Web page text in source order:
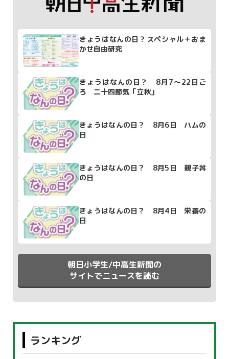
きょうはなんの日？スペシャル＋おま
かせ自由研究
きょうはなんの日？ 8月7～22日ご
ろ 二十四節気「立秋」
きょうはなんの日？ 8月6日 ハムの
日
きょうはなんの日？ 8月5日 親子丼
の日
きょうはなんの日？ 8月4日 栄養の
日
朝日小学生/中高生新聞の
サイトでニュースを読む
ランキング